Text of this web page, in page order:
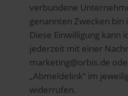
verbundene
genannten Zwecken bin
Diese Einwilligung kann
jederzeit mit einer
marketing@orbis.de
„Abmeldelink“ im
widerrufen.